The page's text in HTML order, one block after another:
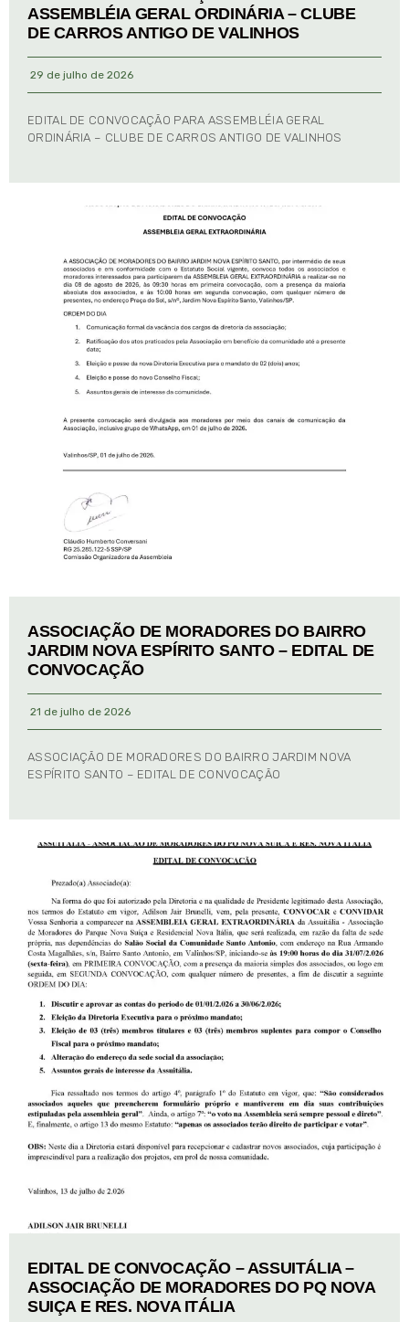
ASSEMBLÉIA GERAL ORDINÁRIA – CLUBE
DE CARROS ANTIGO DE VALINHOS
29 de julho de 2026
EDITAL DE CONVOCAÇÃO PARA ASSEMBLÉIA GERAL
ORDINÁRIA – CLUBE DE CARROS ANTIGO DE VALINHOS
ASSOCIAÇÃO DE MORADORES DO BAIRRO
JARDIM NOVA ESPÍRITO SANTO – EDITAL DE
CONVOCAÇÃO
21 de julho de 2026
ASSOCIAÇÃO DE MORADORES DO BAIRRO JARDIM NOVA
ESPÍRITO SANTO – EDITAL DE CONVOCAÇÃO
EDITAL DE CONVOCAÇÃO – ASSUITÁLIA –
ASSOCIAÇÃO DE MORADORES DO PQ NOVA
SUIÇA E RES. NOVA ITÁLIA